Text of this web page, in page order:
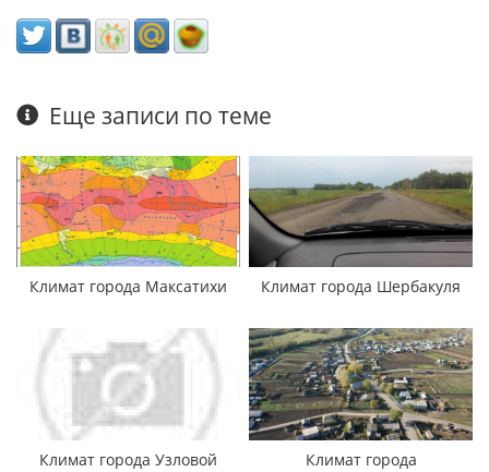
Еще записи по теме
Климат города Максатихи Климат города Шербакуля
Климат города Узловой
Климат города